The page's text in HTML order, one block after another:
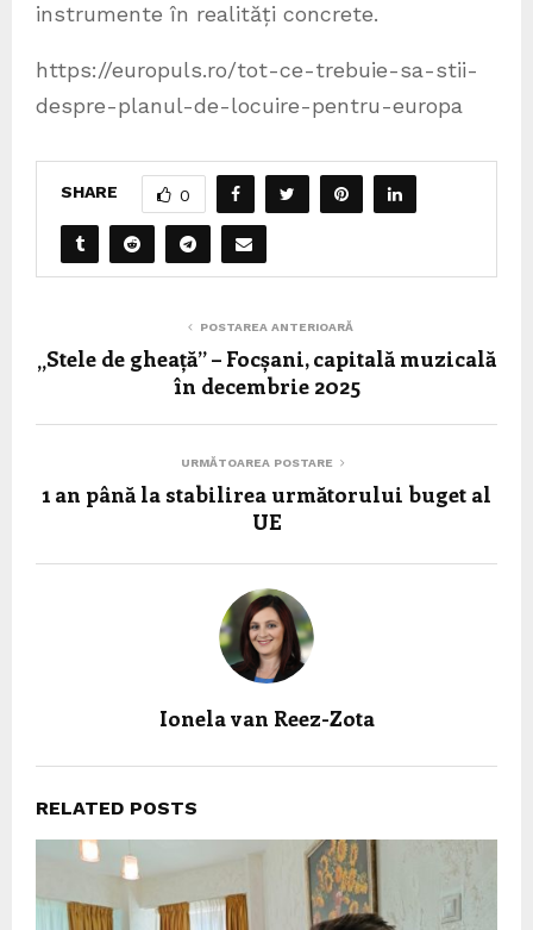
instrumente în realități concrete.
https://europuls.ro/tot-ce-trebuie-sa-stii-
despre-planul-de-locuire-pentru-europa
SHARE 0
POSTAREA ANTERIOARĂ
„Stele de gheață” – Focșani, capitală muzicală
în decembrie 2025
URMĂTOAREA POSTARE
1 an până la stabilirea următorului buget al
UE
Ionela van Reez-Zota
RELATED POSTS